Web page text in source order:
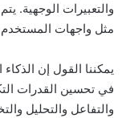
والتعبيرات الوجهية.
مثل واجهات المستخدم
يمكننا القول إن
في تحسين القدرات
والتفاعل والتحليل